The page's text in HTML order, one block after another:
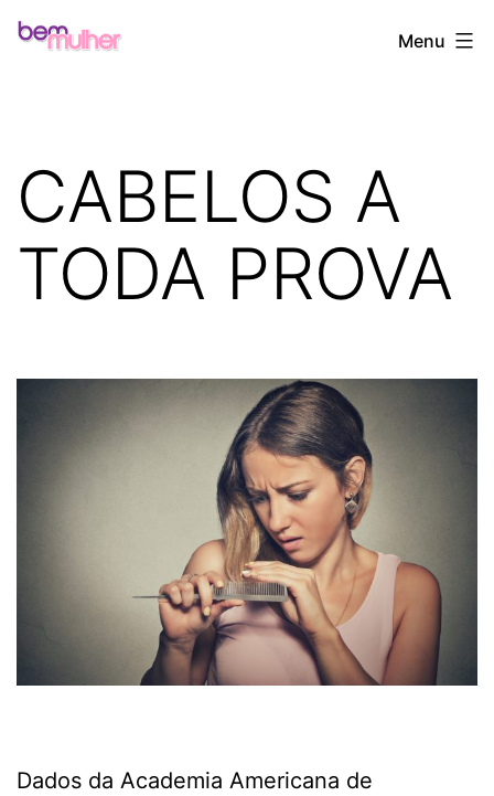
Pular
Bem
Menu
CABELOS A
TODA PROVA
Dados da Academia Americana de